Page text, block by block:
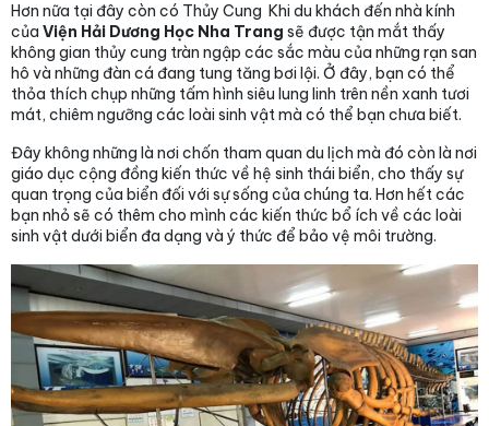
Hơn nữa tại đây còn có Thủy Cung Khi du khách đến nhà kính
của Viện Hải Dương Học Nha Trang sẽ được tận mắt thấy
không gian thủy cung tràn ngập các sắc màu của những rạn san
hô và những đàn cá đang tung tăng bơi lội. Ở đây, bạn có thể
thỏa thích chụp những tấm hình siêu lung linh trên nền xanh tươi
mát, chiêm ngưỡng các loài sinh vật mà có thể bạn chưa biết.
Đây không những là nơi chốn tham quan du lịch mà đó còn là nơi
giáo dục cộng đồng kiến thức về hệ sinh thái biển, cho thấy sự
quan trọng của biển đối với sự sống của chúng ta. Hơn hết các
bạn nhỏ sẽ có thêm cho mình các kiến thức bổ ích về các loài
sinh vật dưới biển đa dạng và ý thức để bảo vệ môi trường.